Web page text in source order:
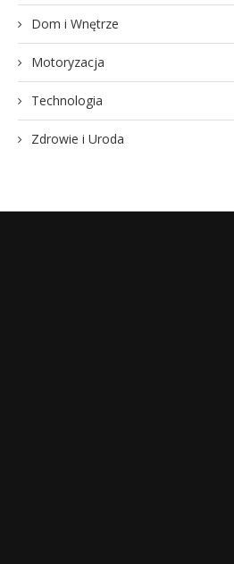
Dom i Wnętrze
Motoryzacja
Technologia
Zdrowie i Uroda